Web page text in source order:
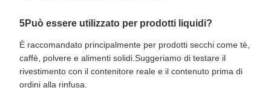
5Può essere utilizzato per prodotti liquidi?
È raccomandato principalmente per prodotti secchi come tè,
caffè, polvere e alimenti solidi.Suggeriamo di testare il
rivestimento con il contenitore reale e il contenuto prima di
ordini alla rinfusa.